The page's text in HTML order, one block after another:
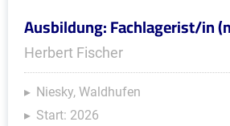
Ausbildung: Fachlagerist/in
Herbert Fischer
Niesky, Waldhufen
Start: 2026